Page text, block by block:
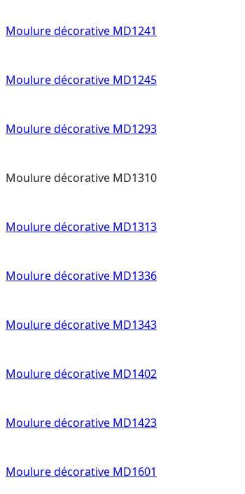
Moulure décorative MD1241
Moulure décorative MD1245
Moulure décorative MD1293
Moulure décorative MD1310
Moulure décorative MD1313
Moulure décorative MD1336
Moulure décorative MD1343
Moulure décorative MD1402
Moulure décorative MD1423
Moulure décorative MD1601